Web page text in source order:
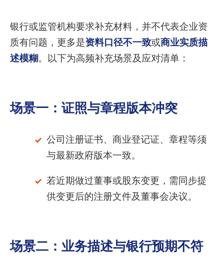
银行或监管机构要求补充材料，并不代表企业资
质有问题，更多是资料口径不一致或商业实质描
述模糊。以下为高频补充场景及应对清单：
场景一：证照与章程版本冲突
公司注册证书、商业登记证、章程等须
与最新政府版本一致。
若近期做过董事或股东变更，需同步提
供变更后的注册文件及董事会决议。
场景二：业务描述与银行预期不符